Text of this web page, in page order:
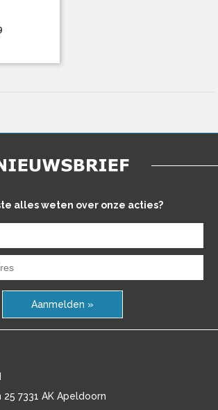
alles weten over onze acties?
Aanmelden »
25 7331 AK Apeldoorn